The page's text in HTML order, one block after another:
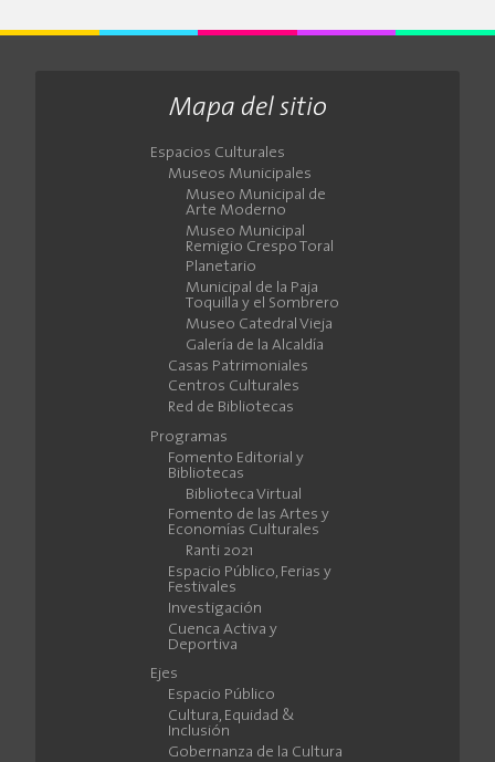
Mapa del sitio
Espacios Culturales
Museos Municipales
Museo Municipal de
Arte Moderno
Museo Municipal
Remigio Crespo Toral
Planetario
Municipal de la Paja
Toquilla y el Sombrero
Museo Catedral Vieja
Galería de la Alcaldía
Casas Patrimoniales
Centros Culturales
Red de Bibliotecas
Programas
Fomento Editorial y
Bibliotecas
Biblioteca Virtual
Fomento de las Artes y
Economías Culturales
Ranti 2021
Espacio Público, Ferias y
Festivales
Investigación
Cuenca Activa y
Deportiva
Ejes
Espacio Público
Cultura, Equidad &
Inclusión
Gobernanza de la Cultura